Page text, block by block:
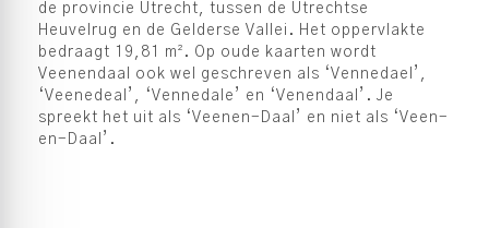
de provincie Utrecht, tussen de Utrechtse
Heuvelrug en de Gelderse Vallei. Het oppervlakte
bedraagt 19,81 m². Op oude kaarten wordt
Veenendaal ook wel geschreven als ‘Vennedael’,
‘Veenedeal’, ‘Vennedale’ en ‘Venendaal’. Je
spreekt het uit als ‘Veenen-Daal’ en niet als ‘Veen-
en-Daal’.